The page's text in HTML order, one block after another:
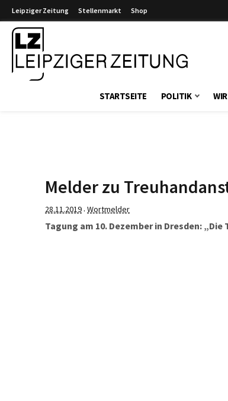
Leipziger Zeitung Stellenmarkt Shop
STARTSEITE POLITIK
Melder zu
28.11.2019· Wortmelder
Tagung am 10. Dezember in Dresden: